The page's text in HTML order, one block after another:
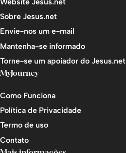
Sobre Jesus.net
Envie-nos um e-mail
Mantenha-se informado
Torne-se um apoiador do Jesus.net
MyJourney
Como Funciona
Política de Privacidade
Termo de uso
Contato